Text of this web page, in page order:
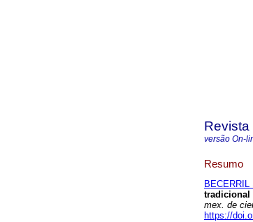
versão On-
Resumo
BECERRIL
tradicional
mex. de
https://